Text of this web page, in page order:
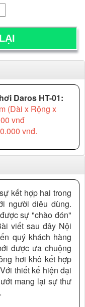
Daros HT-01:
(Dài x Rộng x
vnđ
vnđ.
kết hợp hai trong
người diêu dùng.
sự "chào đón"
viết sau đây Nội
quý khách hàng
được ưa chuộng
hơi khô kết hợp
thiết kế hiện đại
mang lại sự thư